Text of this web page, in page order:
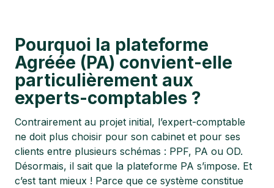
Pourquoi la plateforme
Agréée (PA) convient-elle
particulièrement aux
experts-comptables ?
Contrairement au projet initial, l’expert-comptable
ne doit plus choisir pour son cabinet et pour ses
clients entre plusieurs schémas : PPF, PA ou OD.
Désormais, il sait que la plateforme PA s’impose. Et
c’est tant mieux ! Parce que ce système constitue